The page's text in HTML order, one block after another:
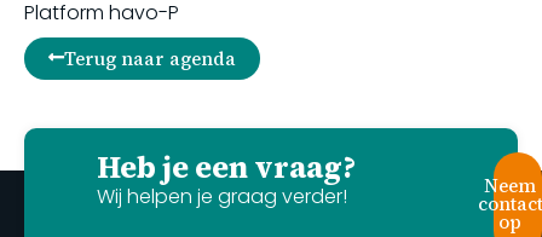
Platform havo-P
Terug naar agenda
Heb je een vraag?
Wij helpen je graag verder! Neem
contact
op